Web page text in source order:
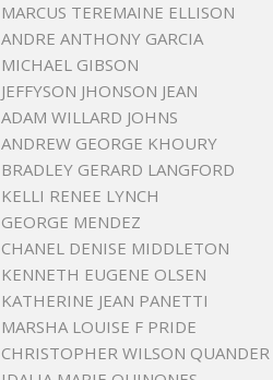
MARCUS TEREMAINE ELLISON
ANDRE ANTHONY GARCIA
MICHAEL GIBSON
JEFFYSON JHONSON JEAN
ADAM WILLARD JOHNS
ANDREW GEORGE KHOURY
BRADLEY GERARD LANGFORD
KELLI RENEE LYNCH
GEORGE MENDEZ
CHANEL DENISE MIDDLETON
KENNETH EUGENE OLSEN
KATHERINE JEAN PANETTI
MARSHA LOUISE F PRIDE
CHRISTOPHER WILSON QUANDER